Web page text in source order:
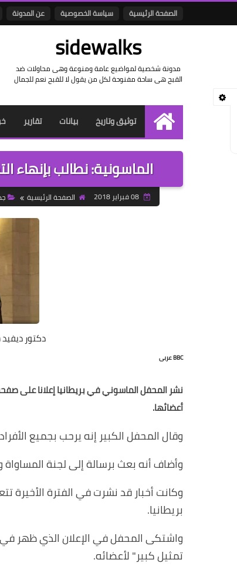
الصفحة الرئيسية سياسة الخصوصية عن المدونة
sidewalks
مدونة شخصية لمواضيع عامة ومنوعة وهى محاولات ضد
القبح هى ساحة مفنوحة لكل من يقول لا للقبح نعم للجمال
الرئيسية
توثيق وتاريخ بيانات تقارير
الماسونية: نطالب بإنهاء
08 فبراير 2018 الصفحة الرئيسية
دكتور
BBC عربى
نشر المحفل الماسوني في بريطانيا إعلانا على
أعضائها.
وقال المحفل الكبير إنه يرحب بجميع
وأضاف أنه بعث برسالة إلى لجنة
وكانت أخبار قد نشرت في الفترة الأخيرة
بريطانيا.
واشتكى المحفل في الإعلان الذي ظهر في
تمثيل كبير" لأعضائه.